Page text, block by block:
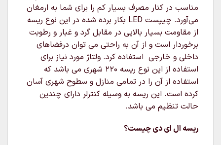
مناسب در کنار مصرف بسیار کم را برای شما به ارمغان
می‌آورد. چیپست LED بکار برده شده در این نوع ریسه
از مقاومت بسیار بالایی در مقابل گرد و غبار و رطوبت
برخوردار است و از آن به راحتی می توان درفضاهای
داخلی و خارجی استفاده کرد. ولتاژ مورد نیاز برای
استفاده از این نوع ریسه ۲۲۰ شهری می باشد که
استفاده از آن را در تمامی منازل و سطوح شهری آسان
کرده است. این ریسه به وسیله کنترلر دارای چندین
حالت تنظیم می باشد.
ریسه ال ای دی چیست؟